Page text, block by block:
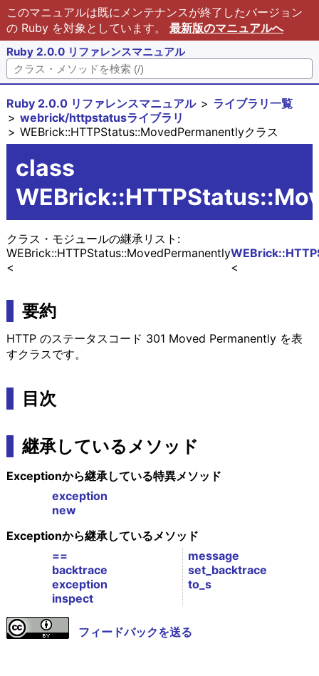
このマニュアルは既にメンテナンスが終了したバージョン
の Ruby を対象としています。 最新版のマニュアルへ
Ruby 2.0.0 リファレンスマニュアル
Ruby 2.0.0 リファレンスマニュアル
ライブラリ一覧
webrick/httpstatusライブラリ
WEBrick::HTTPStatus::MovedPermanentlyクラス
class
クラス・モジュールの継承リスト:
WEBrick::HTTPStatus::MovedPermanently
要約
HTTP のステータスコード 301 Moved Permanently を表
すクラスです。
目次
継承しているメソッド
Exceptionから継承している特異メソッド
exception
new
Exceptionから継承しているメソッド
==
backtrace
exception
inspect
message
set_backtrace
to_s
フィードバックを送る